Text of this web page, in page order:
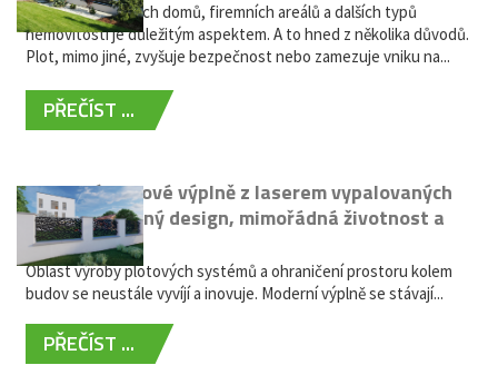
Oplocení rodinných domů, firemních areálů a dalších typů
nemovitostí je důležitým aspektem. A to hned z několika důvodů.
Plot, mimo jiné, zvyšuje bezpečnost nebo zamezuje vniku na...
PŘEČÍST ...
Moderní plotové výplně z laserem vypalovaných
kovů: výjimečný design, mimořádná životnost a
žádná údržba
Oblast výroby plotových systémů a ohraničení prostoru kolem
budov se neustále vyvíjí a inovuje. Moderní výplně se stávají...
PŘEČÍST ...